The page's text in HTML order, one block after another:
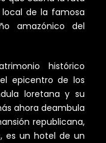
de la famosa
amazónico del
histórico
epicentro de los
loretana y su
ahora deambula
republicana,
es un hotel de un